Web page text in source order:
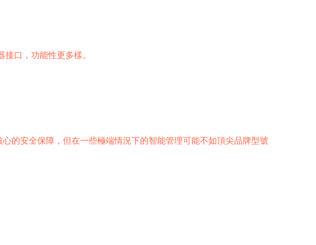
口，功能性更多樣。
的安全保障，但在一些極端情況下的智能管理可能不如頂尖品牌型號